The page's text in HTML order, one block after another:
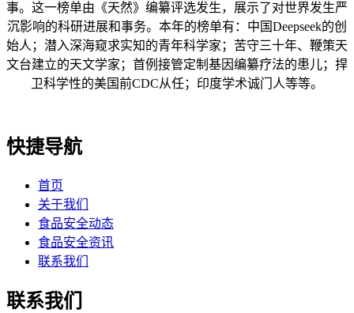
事。这一榜单由《天然》编纂评选发生，展示了对世界发生严
沉影响的科研进展和事务。本年的榜单有：中国Deepseek的创
始人；潜入深海窥求实知的青年科学家；苦守三十年、鞭策天
文台建立的天文学家；首例接管定制基因编纂疗法的患儿；捍
卫科学性的美国前CDC从任；印度学术诚门人等等。
快捷导航
首页
关于我们
食品安全动态
食品安全资讯
联系我们
联系我们